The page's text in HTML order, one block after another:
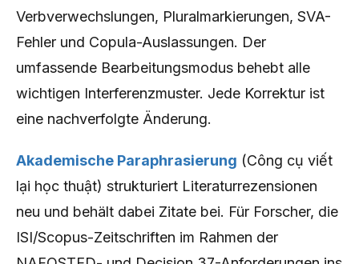
Verbverwechslungen, Pluralmarkierungen, SVA-
Fehler und Copula-Auslassungen. Der
umfassende Bearbeitungsmodus behebt alle
wichtigen Interferenzmuster. Jede Korrektur ist
eine nachverfolgte Änderung.
Akademische Paraphrasierung (Công cụ viết
lại học thuật) strukturiert Literaturrezensionen
neu und behält dabei Zitate bei. Für Forscher, die
ISI/Scopus-Zeitschriften im Rahmen der